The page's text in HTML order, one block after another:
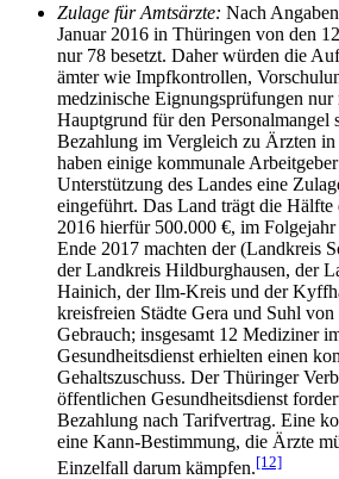
Zulage für Amtsärzte: Nach
Januar 2016 in Thüringen von den
nur 78 besetzt. Daher würden die
ämter wie Impfkontrollen,
medzinische Eignungs­prüfungen
Hauptgrund für den Personalmangel
Bezahlung im Vergleich zu Ärzten
haben einige kommunale
Unterstützung des Landes eine
eingeführt. Das Land trägt die Hälfte
2016 hierfür 500.000 €, im
Ende 2017 machten der (Landkreis
der Landkreis Hildburghausen, der
Hainich, der Ilm-Kreis und der
kreisfreien Städte Gera und Suhl
Gebrauch; insgesamt 12 Mediziner
Gesundheitsdienst erhielten einen
Gehaltszuschuss. Der Thüringer
öffentlichen Gesundheitsdienst
Bezahlung nach Tarifvertrag. Eine
eine Kann-Bestimmung, die Ärzte
Einzelfall darum kämpfen.[12]